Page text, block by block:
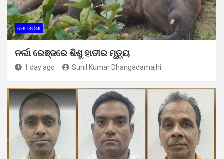
ମୋ ଓଡ଼ିଶା
ନର୍ଲା ରେଞ୍ଜରେ ଶିଶୁ ହାତୀର ମୃତ୍ୟୁ
1 day ago Sunil Kumar Dhangadamajhi